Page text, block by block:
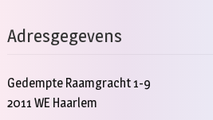
Adresgegevens
Gedempte Raamgracht 1-9
2011 WE Haarlem